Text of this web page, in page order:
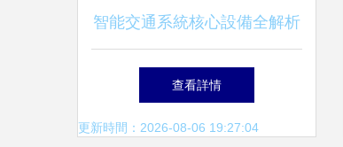
智能交通系統核心設備全解析
從電子警察到智能樓宇
查看詳情
更新時間：2026-08-06 19:27:04